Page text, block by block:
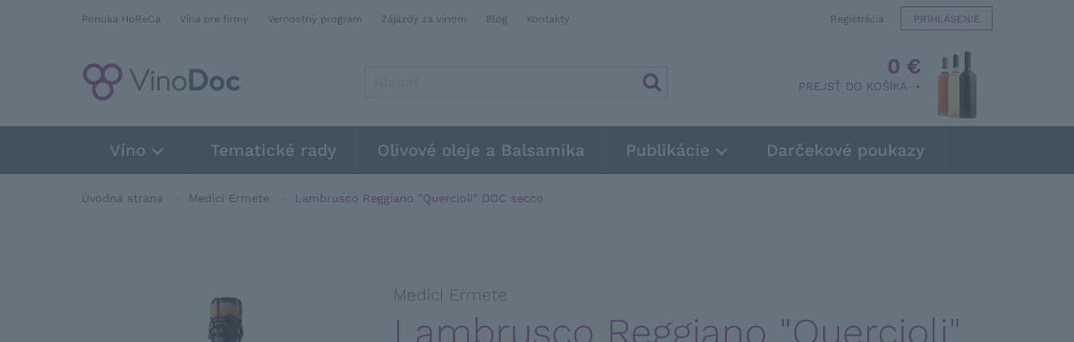
Ponuka HoReCa Vína pre firmy Vernostný program Zájazdy za vínom Blog Kontakty Registrácia PRIHLÁSENIE
0 €
PREJSŤ DO KOŠÍKA ➝
Víno Tematické rady Olivové oleje a Balsamika Publikácie Darčekové poukazy
Úvodná strana Medici Ermete Lambrusco Reggiano "Quercioli" DOC secco
Medici Ermete
Lambrusco Reggiano "Quercioli"